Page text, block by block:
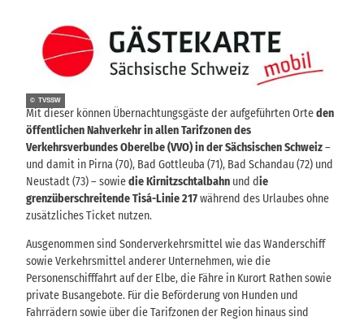
© TVSSW
Mit dieser können Übernachtungsgäste der aufgeführten Orteden
öffentlichen Nahverkehr in allen Tarifzonen des
Verkehrsverbundes Oberelbe (VVO) in der Sächsischen Schweiz–
und damit in Pirna (70), Bad Gottleuba (71), Bad Schandau (72) und
Neustadt (73) – sowiedie Kirnitzschtalbahn und die
grenzüberschreitende Tisá-Linie 217während des Urlaubes ohne
zusätzliches Ticket nutzen.
Ausgenommen sind Sonderverkehrsmittel wie das Wanderschiff
sowie Verkehrsmittel anderer Unternehmen, wie die
Personenschifffahrt auf der Elbe, die Fähre in Kurort Rathen sowie
private Busangebote. Für die Beförderung von Hunden und
Fahrrädern sowie über die Tarifzonen der Region hinaus sind